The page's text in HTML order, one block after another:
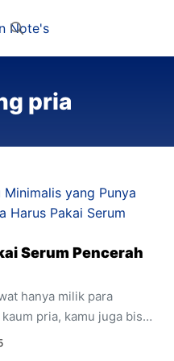
pria
Serum Pencerah
hanya milik para
pria, kamu juga bisa
Pasalnya wajah yang